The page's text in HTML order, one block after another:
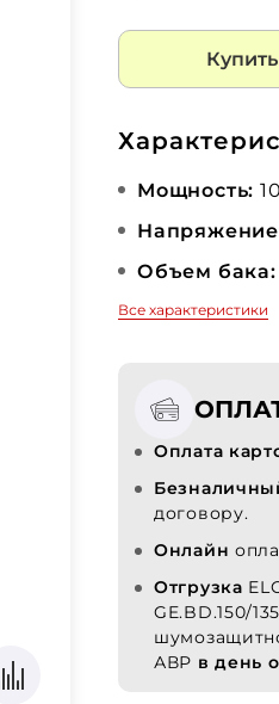
Купить
Мощность:
Объем бака:
Все характеристики
Оплата
договору.
Онлайн
Отгрузка
GE.BD.150/
АВР в день